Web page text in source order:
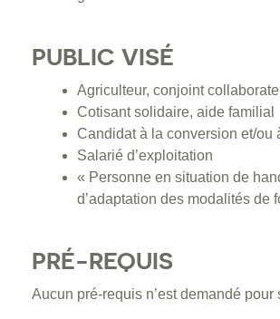
PUBLIC VISÉ
Agriculteur, conjoint
Cotisant solidaire, aide familial
Candidat à la conversion et/ou
Salarié d’exploitation
« Personne en situation de
d’adaptation des modalités de
PRÉ-REQUIS
Aucun pré-requis n’est demandé pour